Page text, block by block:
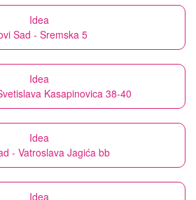
Idea
Sad - Sremska 5
Idea
Kasapinovica 38-40
Idea
- Vatroslava Jagića bb
Idea